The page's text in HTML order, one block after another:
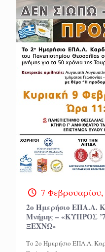
7 Φεβρουαρίου,
2ο Ημερήσιο ΕΠΑ.Λ.
Μνήμης – «ΚΥΠΡΟΣ
ΞΕΧΝΩ»
Το 2ο Ημερήσιο ΕΠΑ.Λ.